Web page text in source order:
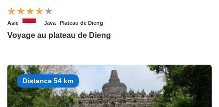
Asie Java Plateau de Dieng
Voyage au plateau de Dieng
Distance 54 km